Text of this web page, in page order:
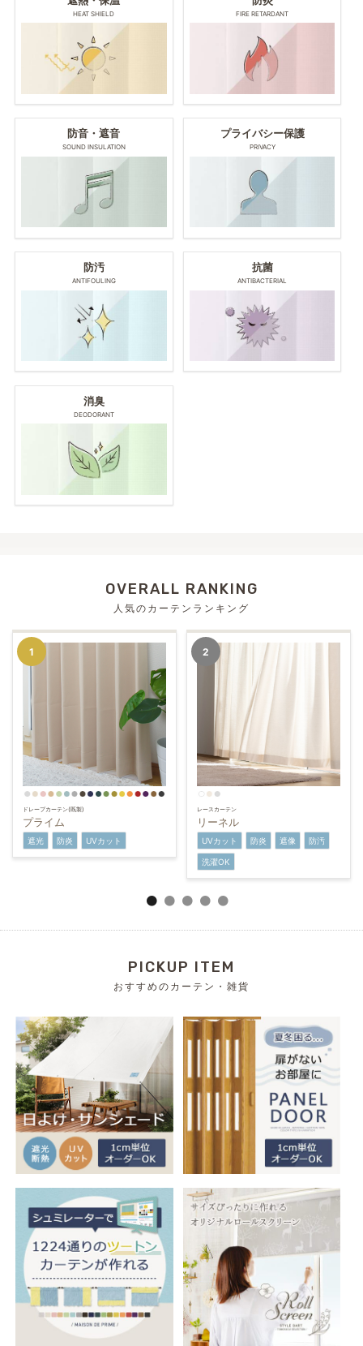
HEAT SHIELD FIRE RETARDANT
防音・遮音
SOUND INSULATION
プライバシー保護
PRIVACY
防汚
ANTIFOULING
抗菌
ANTIBACTERIAL
消臭
DEODORANT
OVERALL RANKING
人気のカーテンランキング
ドレープカーテン(既製)
プライム
遮光 防炎 UVカット
レースカーテン
リーネル
UVカット 防炎 遮像 防汚
洗濯OK
PICKUP ITEM
おすすめのカーテン・雑貨